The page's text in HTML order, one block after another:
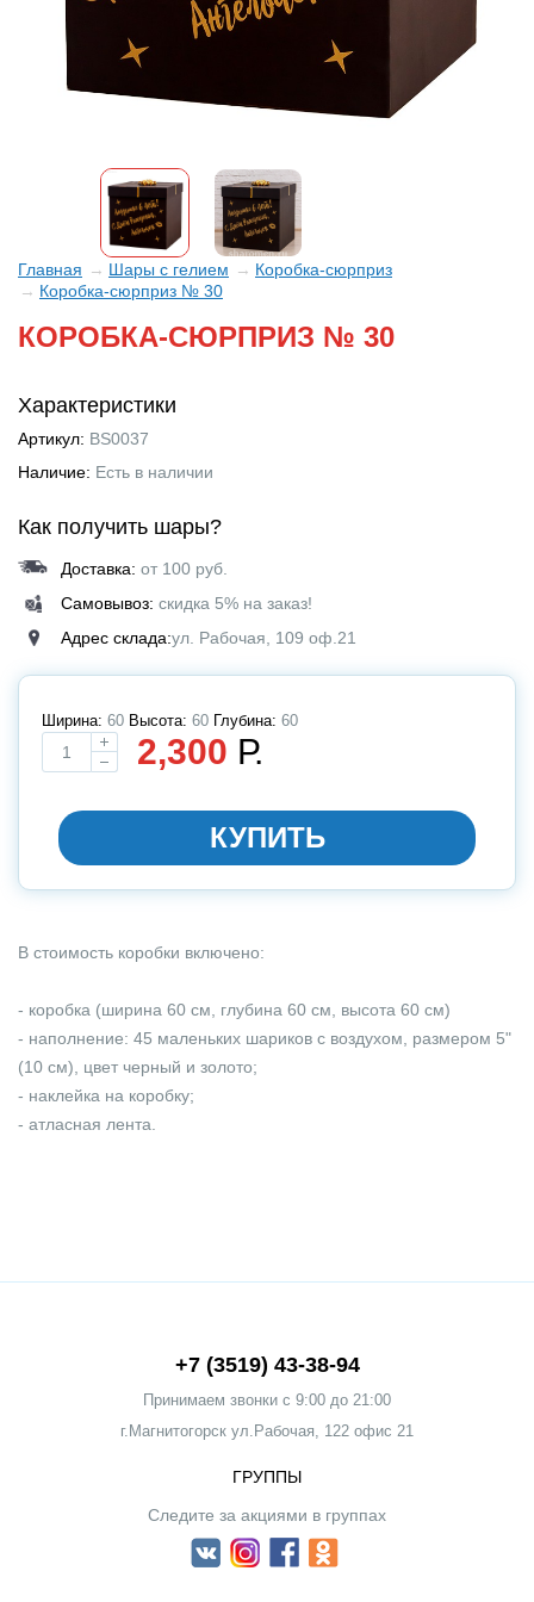
Главная Шары с гелием
Коробка-сюрприз
Коробка-сюрприз № 30
КОРОБКА-СЮРПРИЗ № 30
Характеристики
Артикул: BS0037
Наличие: Есть в наличии
Как получить шары?
Доставка: от 100 руб.
Самовывоз: скидка 5% на заказ!
Адрес склада:ул. Рабочая, 109 оф.21
Ширина: 60 Высота: 60 Глубина: 60
2,300 Р.
КУПИТЬ
В стоимость коробки включено:
- коробка (ширина 60 см, глубина 60 см, высота 60 см)
- наполнение: 45 маленьких шариков с воздухом, размером 5"
(10 см), цвет черный и золото;
- наклейка на коробку;
- атласная лента.
+7 (3519) 43-38-94
Принимаем звонки c 9:00 до 21:00
г.Магнитогорск ул.Рабочая, 122 офис 21
ГРУППЫ
Следите за акциями в группах